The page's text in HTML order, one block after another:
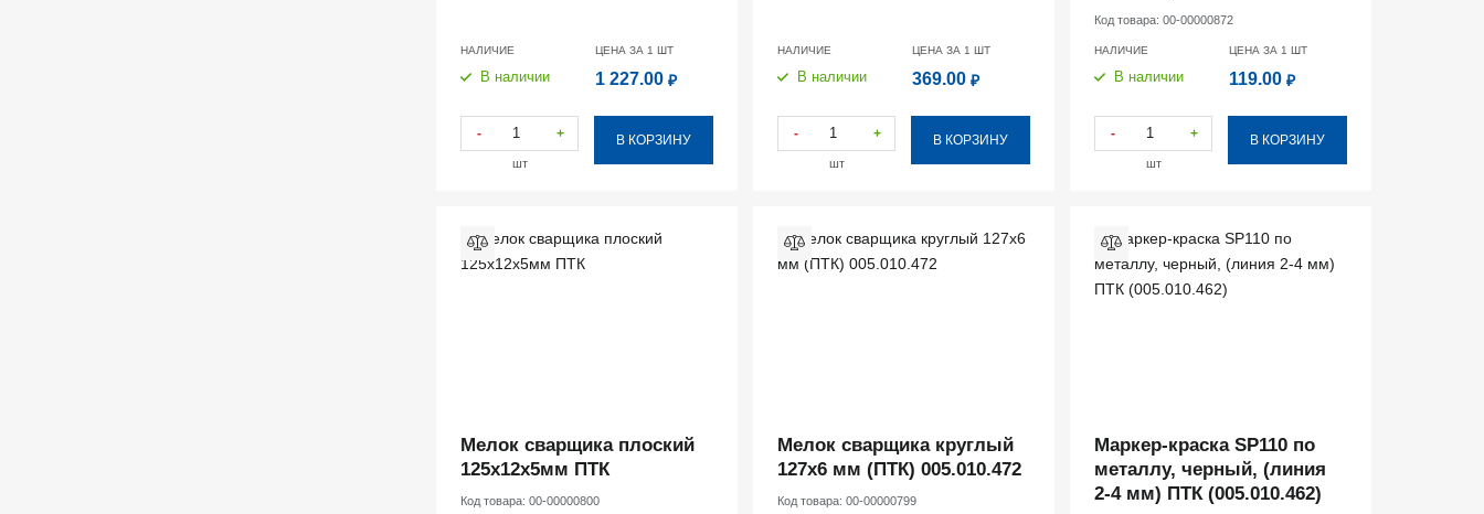
НАЛИЧИЕ
В наличии
ЦЕНА ЗА 1 ШТ
1 227.00 ₽
- +
шт
В КОРЗИНУ
НАЛИЧИЕ
В наличии
ЦЕНА ЗА 1 ШТ
369.00 ₽
- +
шт
В КОРЗИНУ
Код товара: 00-00000872
НАЛИЧИЕ
В наличии
ЦЕНА ЗА 1 ШТ
119.00 ₽
- +
шт
В КОРЗИНУ
Мелок сварщика плоский
125х12х5мм ПТК
Код товара: 00-00000800
Мелок сварщика круглый
127х6 мм (ПТК) 005.010.472
Код товара: 00-00000799
Маркер-краска SP110 по
металлу, черный, (линия
2-4 мм) ПТК (005.010.462)